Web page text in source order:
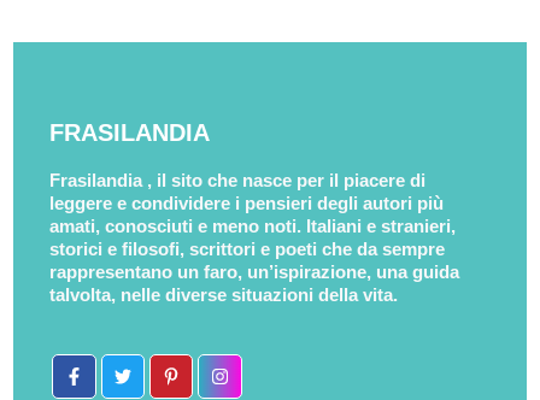
FRASILANDIA
Frasilandia , il sito che nasce per il piacere di
leggere e condividere i pensieri degli autori più
amati, conosciuti e meno noti. Italiani e stranieri,
storici e filosofi, scrittori e poeti che da sempre
rappresentano un faro, un’ispirazione, una guida
talvolta, nelle diverse situazioni della vita.